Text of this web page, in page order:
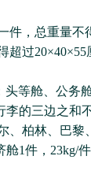
，总重量不
过20×40×55
等舱、公务舱
的三边之和
柏林、巴黎
舱1件，23kg/